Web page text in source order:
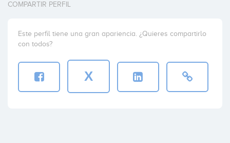
COMPARTIR PERFIL
Este perfil tiene una gran apariencia. ¿Quieres compartirlo
con todos?
X